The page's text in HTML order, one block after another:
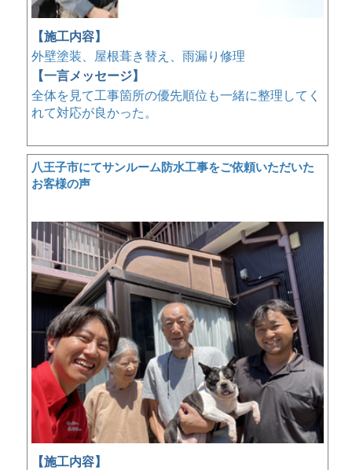
【施工内容】
外壁塗装、屋根葺き替え、雨漏り修理
【一言メッセージ】
全体を見て工事箇所の優先順位も一緒に整理してく
れて対応が良かった。
八王子市にてサンルーム防水工事をご依頼いただいた
お客様の声
【施工内容】